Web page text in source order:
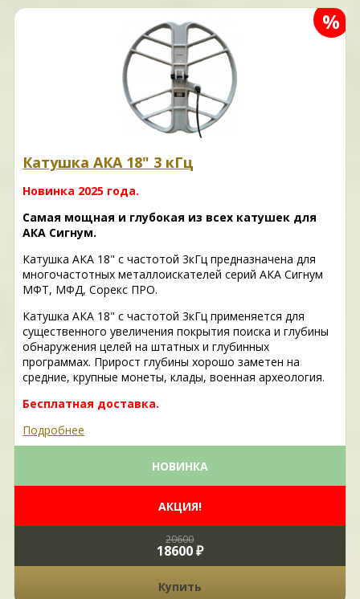
%
Катушка АКА 18" 3 кГц
Новинка 2025 года.
Самая мощная и глубокая из всех катушек для
АКА Сигнум.
Катушка АКА 18" с частотой 3кГц предназначена для
многочастотных металлоискателей серий АКА Сигнум
МФТ, МФД, Сорекс ПРО.
Катушка АКА 18" с частотой 3кГц применяется для
существенного увеличения покрытия поиска и глубины
обнаружения целей на штатных и глубинных
программах. Прирост глубины хорошо заметен на
средние, крупные монеты, клады, военная археология.
Бесплатная доставка.
Подробнее
НОВИНКА
АКЦИЯ!
20600
18600 ₽
Купить